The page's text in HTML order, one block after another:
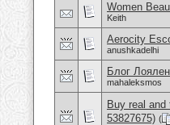
Women
Keith
Aerocity
anushkadelhi
Блог Лоялен
mahaleksmos
Buy real
53827675) (